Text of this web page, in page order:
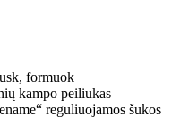
formuok
kampo peiliukas
reguliuojamos šukos